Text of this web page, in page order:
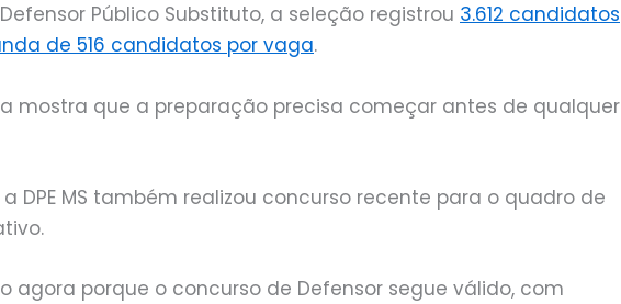
Público Substituto, a seleção registrou 3.612 candidatos
de 516 candidatos por vaga.
mostra que a preparação precisa começar antes de qualquer
DPE MS também realizou concurso recente para o quadro de
agora porque o concurso de Defensor segue válido, com